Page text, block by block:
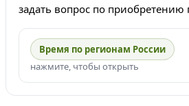
задать вопрос по приобретению
Время по регионам России
нажмите, чтобы открыть